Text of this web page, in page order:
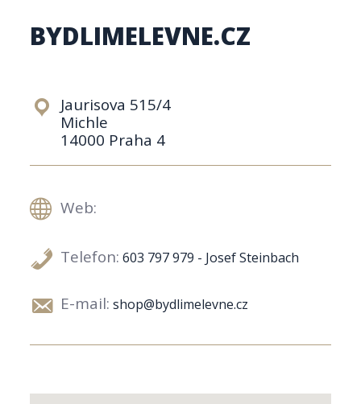
BYDLIMELEVNE.CZ
Jaurisova 515/4
Michle
14000 Praha 4
Web:
Telefon: 603 797 979 - Josef Steinbach
E-mail: shop@bydlimelevne.cz